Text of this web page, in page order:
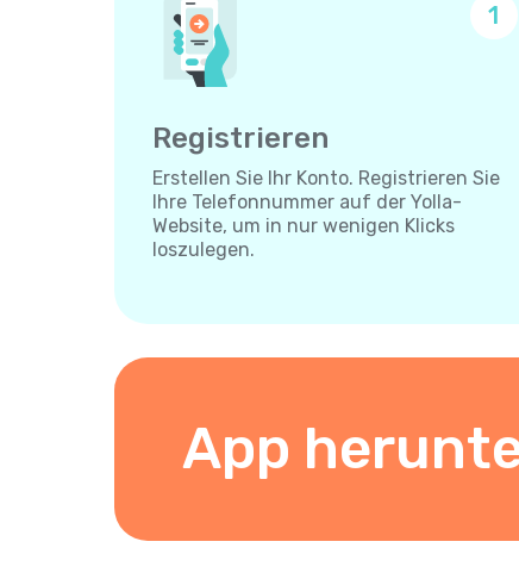
1
Registrieren
Erstellen Sie Ihr Konto. Registrieren Sie
Ihre Telefonnummer auf der Yolla-
Website, um in nur wenigen Klicks
loszulegen.
App